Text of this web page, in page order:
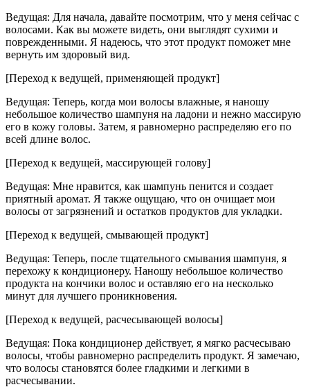
Ведущая: Для начала, давайте посмотрим, что у меня сейчас с
волосами. Как вы можете видеть, они выглядят сухими и
поврежденными. Я надеюсь, что этот продукт поможет мне
вернуть им здоровый вид.
[Переход к ведущей, применяющей продукт]
Ведущая: Теперь, когда мои волосы влажные, я наношу
небольшое количество шампуня на ладони и нежно массирую
его в кожу головы. Затем, я равномерно распределяю его по
всей длине волос.
[Переход к ведущей, массирующей голову]
Ведущая: Мне нравится, как шампунь пенится и создает
приятный аромат. Я также ощущаю, что он очищает мои
волосы от загрязнений и остатков продуктов для укладки.
[Переход к ведущей, смывающей продукт]
Ведущая: Теперь, после тщательного смывания шампуня, я
перехожу к кондиционеру. Наношу небольшое количество
продукта на кончики волос и оставляю его на несколько
минут для лучшего проникновения.
[Переход к ведущей, расчесывающей волосы]
Ведущая: Пока кондиционер действует, я мягко расчесываю
волосы, чтобы равномерно распределить продукт. Я замечаю,
что волосы становятся более гладкими и легкими в
расчесывании.